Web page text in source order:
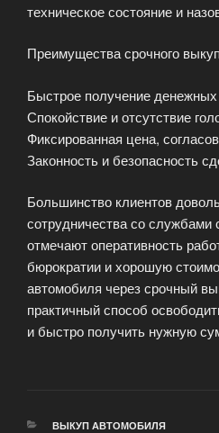
техническое состояние и
Преимущества срочного
Быстрое получение денежных
Спокойствие и отсутствие
Фиксированная цена,
Законность и безопасность
Большинство клиентов
сотрудничества со службами
отмечают оперативность
бюрократии и хорошую
автомобиля через срочный
практичный способ
и быстро получить нужную
РУБРИКИ
ВЫКУП АВТОМОБИЛЯ